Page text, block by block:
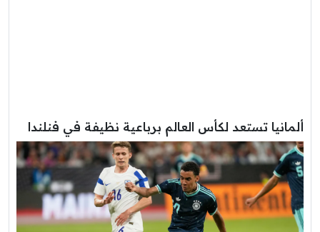
ألمانيا تستعد لكأس العالم برباعية نظيفة في فنلندا